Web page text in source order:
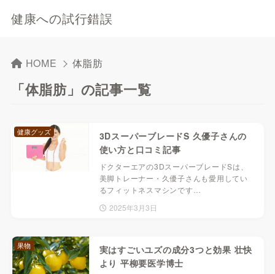
健康への試行錯誤
HOME 体脂肪
「体脂肪」の記事一覧
3DスーパーブレードS 久優子さんの
使い方と口コミ記事
ドクターエアの3DスーパーブレードSは、
美脚トレーナー・久優子さんも愛用してい
るフィットネスマシンです…
2025年3月3日
健康グッズ
実はすごいユズの成分3つと効果 壮快
より 平柳要医学博士
果物